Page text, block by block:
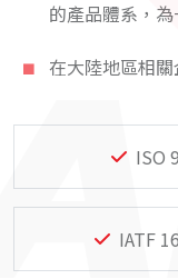
的產品體系，
在大陸地區相
ISO
IATF